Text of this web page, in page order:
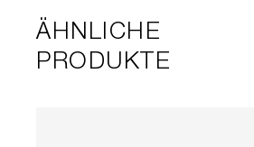
ÄHNLICHE
PRODUKTE